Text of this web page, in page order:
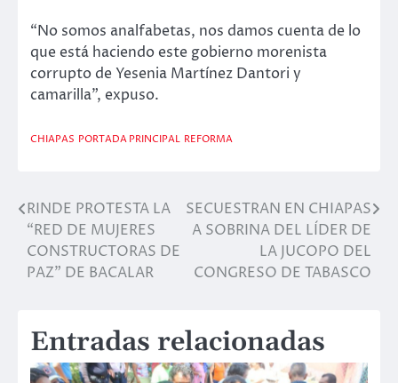
“No somos analfabetas, nos damos cuenta de lo
que está haciendo este gobierno morenista
corrupto de Yesenia Martínez Dantori y
camarilla”, expuso.
CHIAPAS PORTADA PRINCIPAL REFORMA
Navegación
de
entradas
RINDE PROTESTA LA
“RED DE MUJERES
CONSTRUCTORAS DE
PAZ” DE BACALAR
SECUESTRAN EN CHIAPAS
A SOBRINA DEL LÍDER DE
LA JUCOPO DEL
CONGRESO DE TABASCO
Entradas relacionadas